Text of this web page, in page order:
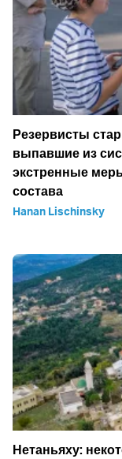
Резервисты
выпавшие из
экстренные
состава
Hanan Lischinsky
Нетаньяху: